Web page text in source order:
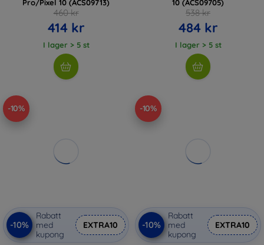
Pro/Pixel 10 (ACS09713)
460 kr
414 kr
I lager > 5 st
10 (ACS09705)
538 kr
484 kr
I lager > 5 st
-10%
-10%
Rabatt
med
kupong
EXTRA10
-10%
-10%
Rabatt
med
kupong
EXTRA10